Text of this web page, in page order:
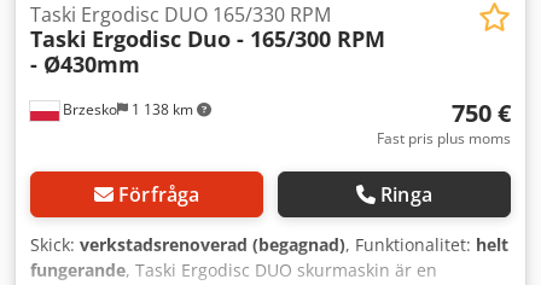
Brzesko 1 138 km
Taski Ergodisc DUO 165/330 RPM
Taski Ergodisc Duo - 165/300 RPM
- Ø430mm
750 €
Fast pris plus moms
Förfråga Ringa
Skick: verkstadsrenoverad (begagnad), Funktionalitet: helt
fungerande, Taski Ergodisc DUO skurmaskin är en